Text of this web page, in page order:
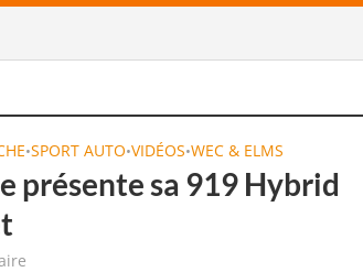
•SPORT AUTO•VIDÉOS•WEC & ELMS
présente sa 919 Hybrid